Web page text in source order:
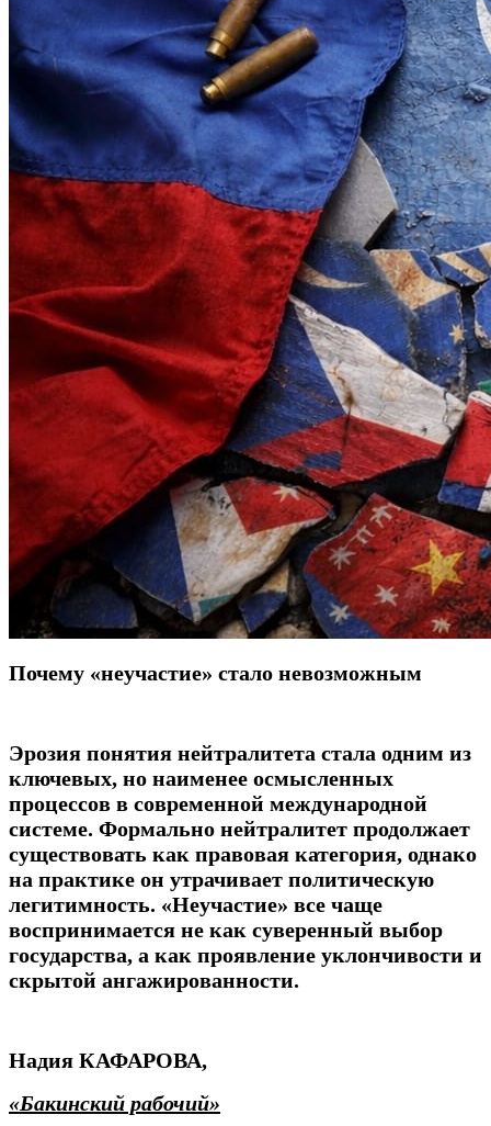
Почему «неучастие» стало невозможным
Эрозия понятия нейтралитета стала одним из
ключевых, но наименее осмысленных
процессов в современной международной
системе. Формально нейтралитет продолжает
существовать как правовая категория, однако
на практике он утрачивает политическую
легитимность. «Неучастие» все чаще
воспринимается не как суверенный выбор
государства, а как проявление уклончивости и
скрытой ангажированности.
Надия КАФАРОВА,
«Бакинский рабочий»